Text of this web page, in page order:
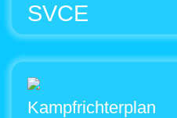
SVCE
Kampfrichterplan